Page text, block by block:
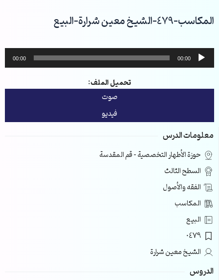
إلىالمكاسب-479-الشيخ معين شرارة-البيع
مشغل
الصوت
00:00
00:00
تحميل الملف:
صوت
فيديو
معلومات الدرس
حوزة الأطهار التخصصية – قم المقدسة
السطح الثالث
الفقه والأصول
المكاسب
البيع
0479
الشيخ معين شرارة
الدروس